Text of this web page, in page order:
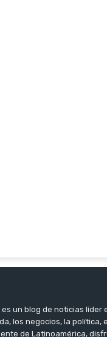
un blog de noticias líder
los negocios, la
de Latinoamérica,